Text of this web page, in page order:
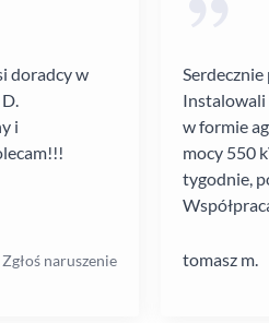
doradcy w
i
Zgłoś naruszenie
Instalowali
w formie
mocy 550
tygodnie,
tomasz m.